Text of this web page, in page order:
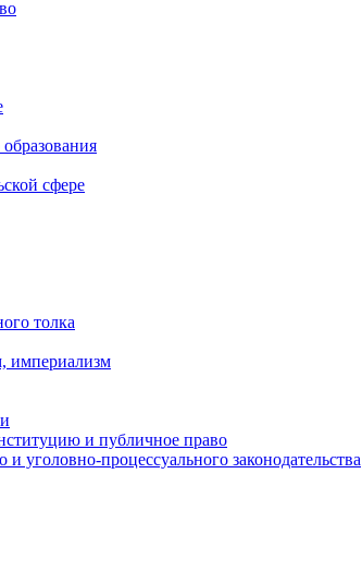
сфере
толка
империализм
и публичное право
уголовно-процессуального законодательства